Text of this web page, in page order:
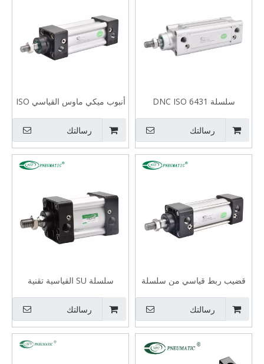
سلسلة DNC ISO 6431
اسطوانة
رسالتك
أنبوب ميكي ماوس القياسي ISO
النيوماتيك اسطوانة
رسالتك
قضيب ربط قياسي من سلسلة
رسالتك
سلسلة SU القياسية تقنية
رسالتك